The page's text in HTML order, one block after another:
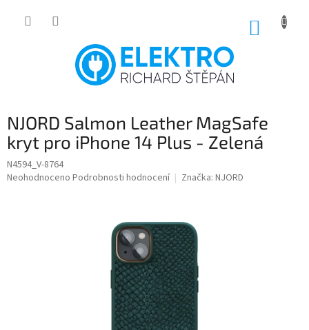
NJORD Salmon Leather MagSafe
kryt pro iPhone 14 Plus - Zelená
N4594_V-8764
Průměrné
Neohodnoceno Podrobnosti hodnocení Značka: NJORD